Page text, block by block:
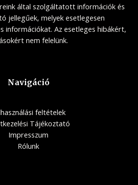
által szolgáltatott információk és
jellegűek, melyek esetlegesen
információkat. Az esetleges hibákért,
nem felelünk.
Navigáció
feltételek
Tájékoztató
Impresszum
Rólunk